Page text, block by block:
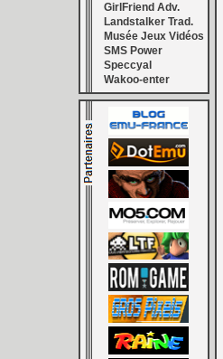
GirlFriend Adv.
Landstalker Trad.
Musée Jeux Vidéos
SMS Power
Speccyal
Wakoo-enter